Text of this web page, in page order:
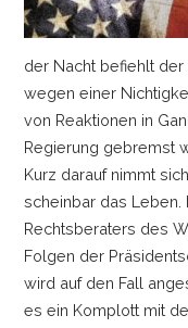
der Nacht befiehlt
wegen einer
von Reaktionen in
Regierung gebremst
Kurz darauf nimmt
scheinbar das
Rechtsberaters des
Folgen der
wird auf den Fall
es ein Komplott mit